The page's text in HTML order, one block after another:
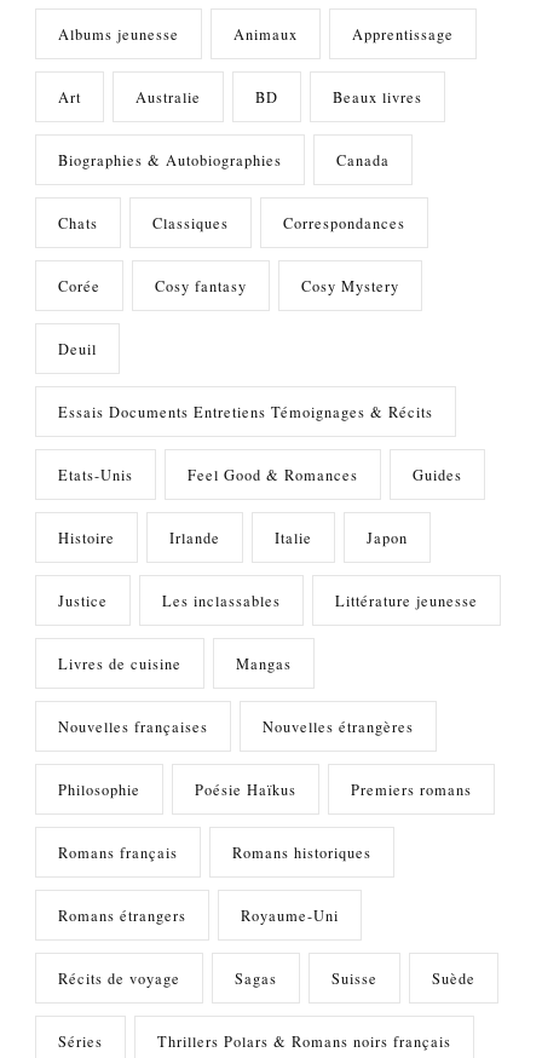
Albums jeunesse Animaux Apprentissage
Art Australie BD Beaux livres
Biographies & Autobiographies Canada
Chats Classiques Correspondances
Corée Cosy fantasy Cosy Mystery
Deuil
Essais Documents Entretiens Témoignages & Récits
Etats-Unis Feel Good & Romances Guides
Histoire Irlande Italie Japon
Justice Les inclassables Littérature jeunesse
Livres de cuisine Mangas
Nouvelles françaises Nouvelles étrangères
Philosophie Poésie Haïkus Premiers romans
Romans français Romans historiques
Romans étrangers Royaume-Uni
Récits de voyage Sagas Suisse Suède
Séries Thrillers Polars & Romans noirs français